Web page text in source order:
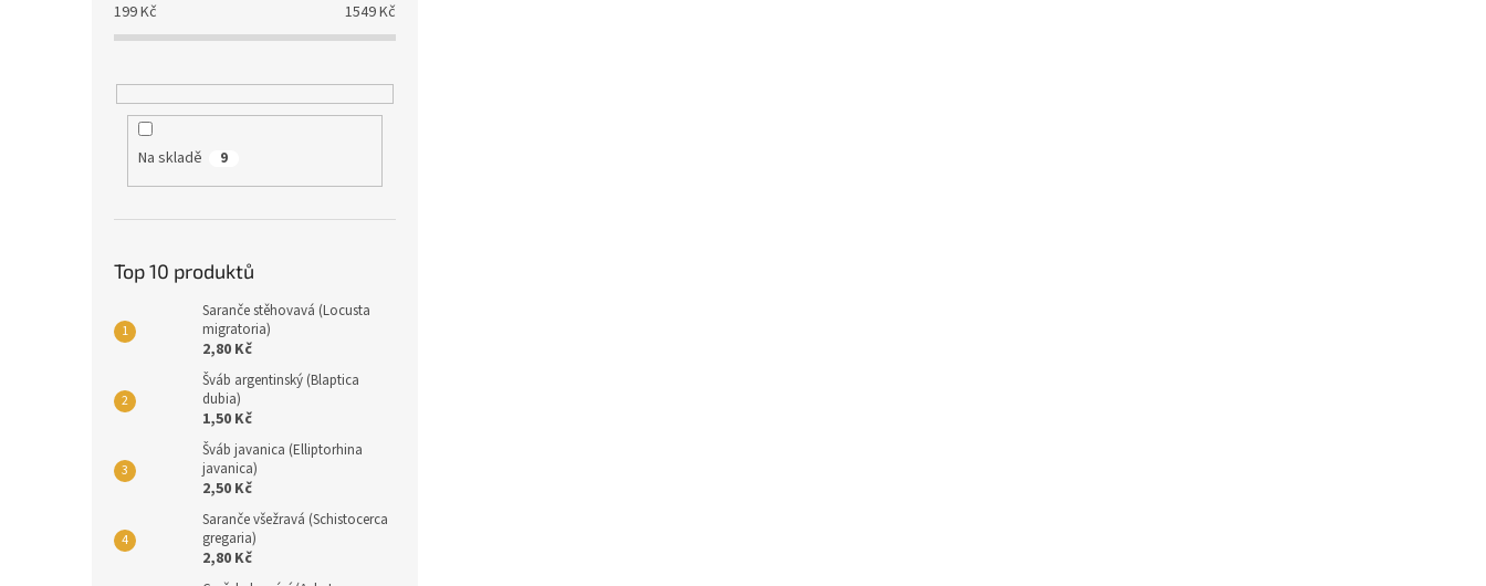
199Kč 1549Kč
Na skladě 9
Top 10 produktů
Saranče stěhovavá (Locusta
migratoria)
2,80 Kč
Šváb argentinský (Blaptica
dubia)
1,50 Kč
Šváb javanica (Elliptorhina
javanica)
2,50 Kč
Saranče všežravá (Schistocerca
gregaria)
2,80 Kč